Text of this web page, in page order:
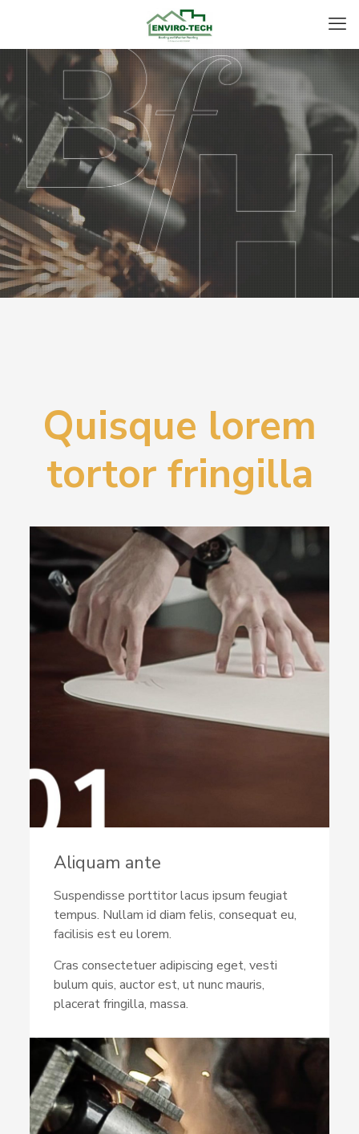
Quisque lorem
tortor fringilla
Aliquam ante
Suspendisse porttitor lacus ipsum feugiat
tempus. Nullam id diam felis, consequat eu,
facilisis est eu lorem.
Cras consectetuer adipiscing eget, vesti
bulum quis, auctor est, ut nunc mauris,
placerat fringilla, massa.